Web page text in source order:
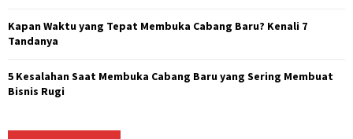
Kapan Waktu yang Tepat Membuka Cabang Baru? Kenali 7
Tandanya
5 Kesalahan Saat Membuka Cabang Baru yang Sering Membuat
Bisnis Rugi